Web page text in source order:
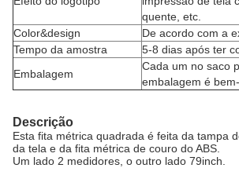
quente, etc.
Color&design
De acordo com a
Tempo da amostra
5-8 dias após ter
Embalagem
Cada um no saco
embalagem é
Descrição
Esta fita métrica quadrada é feita da tampa
da tela e da fita métrica de couro do ABS.
Um lado 2 medidores, o outro lado 79inch.